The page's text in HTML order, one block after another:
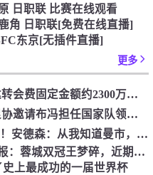
日职联 比赛在线观看
角 日职联[免费在线直播]
东京[无插件直播]
更多
[你怎么看？]记者：阿尔马达转会费固定金额约2300万欧，外
[精彩资讯]斯基拉：意大利足协邀请布冯担任国家队领队，但遭到
【值得一看】第4轮曼市德比！安德森：从我知道曼市，曼城就是这
【精彩资讯】7月不胜！足球报：蓉城双冠王梦碎，近期成绩下滑要
史上最成功的一届世界杯